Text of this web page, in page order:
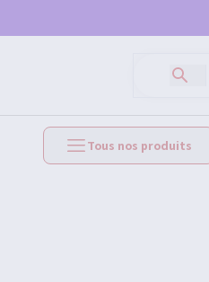
Tous nos produits